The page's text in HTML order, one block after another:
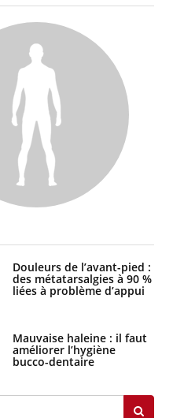
Douleurs de l’avant-pied :
des métatarsalgies à 90 %
liées à problème d’appui
Mauvaise haleine : il faut
améliorer l’hygiène
bucco-dentaire